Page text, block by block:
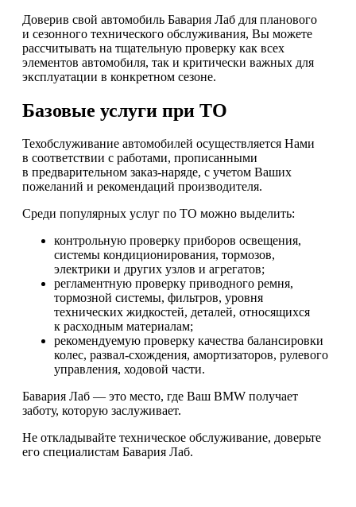
Доверив свой автомобиль Бавария Лаб для планового
и сезонного технического обслуживания, Вы можете
рассчитывать на тщательную проверку как всех
элементов автомобиля, так и критически важных для
эксплуатации в конкретном сезоне.
Базовые услуги при ТО
Техобслуживание автомобилей осуществляется Нами
в соответствии с работами, прописанными
в предварительном заказ-наряде, с учетом Ваших
пожеланий и рекомендаций производителя.
Среди популярных услуг по ТО можно выделить:
контрольную проверку приборов освещения,
системы кондиционирования, тормозов,
электрики и других узлов и агрегатов;
регламентную проверку приводного ремня,
тормозной системы, фильтров, уровня
технических жидкостей, деталей, относящихся
к расходным материалам;
рекомендуемую проверку качества балансировки
колес, развал-схождения, амортизаторов, рулевого
управления, ходовой части.
Бавария Лаб — это место, где Ваш BMW получает
заботу, которую заслуживает.
Не откладывайте техническое обслуживание, доверьте
его специалистам Бавария Лаб.